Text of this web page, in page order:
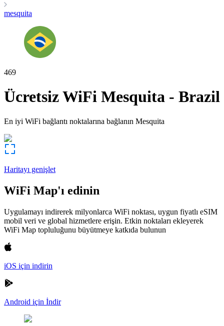
mesquita
469
Ücretsiz WiFi Mesquita - Brazil
En iyi WiFi bağlantı noktalarına bağlanın Mesquita
Haritayı genişlet
WiFi Map'ı edinin
Uygulamayı indirerek milyonlarca WiFi noktası, uygun fiyatlı eSIM
mobil veri ve global hizmetlere erişin. Etkin noktaları ekleyerek
WiFi Map topluluğunu büyütmeye katkıda bulunun
iOS için indirin
Android için İndir